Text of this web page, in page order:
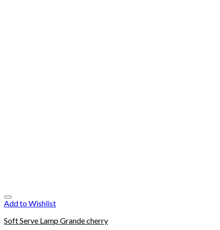
Add to Wishlist
Soft Serve Lamp Grande cherry